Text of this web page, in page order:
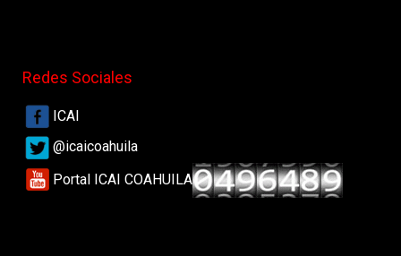
Redes Sociales
ICAI
@icaicoahuila
Portal ICAI COAHUILA